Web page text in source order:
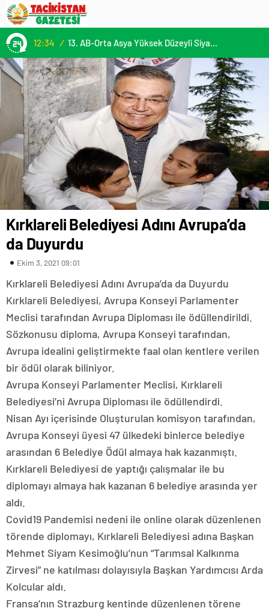
12:34 / 13. AB-Orta Asya Yüksek Düzeyli Siyasi ve Güvenlik Diyaloğuna Katılım
Kırklareli Belediyesi Adını Avrupa’da
da Duyurdu
Ekim 3, 2021 09:01
Kırklareli Belediyesi Adını Avrupa’da da Duyurdu
Kırklareli Belediyesi, Avrupa Konseyi Parlamenter
Meclisi tarafından Avrupa Diploması ile ödüllendirildi.
Sözkonusu diploma, Avrupa Konseyi tarafından,
Avrupa idealini geliştirmekte faal olan kentlere verilen
bir ödül olarak biliniyor.
Avrupa Konseyi Parlamenter Meclisi, Kırklareli
Belediyesi’ni Avrupa Diploması ile ödüllendirdi.
Nisan Ayı içerisinde Oluşturulan komisyon tarafından,
Avrupa Konseyi üyesi 47 ülkedeki binlerce belediye
arasından 6 Belediye Ödül almaya hak kazanmıştı.
Kırklareli Belediyesi de yaptığı çalışmalar ile bu
diplomayı almaya hak kazanan 6 belediye arasında yer
aldı.
Covid19 Pandemisi nedeni ile online olarak düzenlenen
törende diplomayı, Kırklareli Belediyesi adına Başkan
Mehmet Siyam Kesimoğlu’nun “Tarımsal Kalkınma
Zirvesi” ne katılması dolayısıyla Başkan Yardımcısı Arda
Kolcular aldı.
Fransa’nın Strazburg kentinde düzenlenen törene